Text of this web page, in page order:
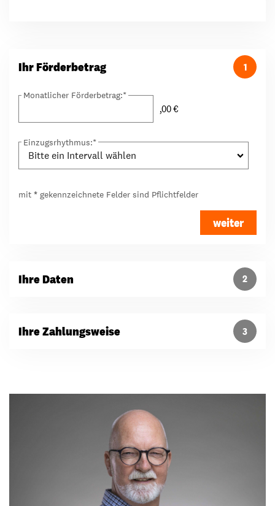
Ihr Förderbetrag 1
Monatlicher Förderbetrag:*
,00 €
Einzugsrhythmus:*
mit * gekennzeichnete Felder sind Pflichtfelder
weiter
Ihre Daten 2
Ihre Zahlungsweise 3